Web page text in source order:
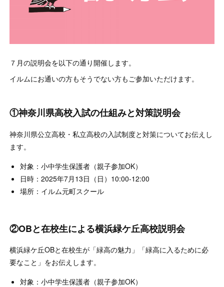
７月の説明会を以下の通り開催します。
イルムにお通いの方もそうでない方もご参加いただけます。
①神奈川県高校入試の仕組みと対策説明会
神奈川県公立高校・私立高校の入試制度と対策についてお伝えし
ます。
対象：小中学生保護者（親子参加OK）
日時：2025年7月13日（日）10:00-12:00
場所：イルム元町スクール
②OBと在校生による横浜緑ケ丘高校説明会
横浜緑ケ丘OBと在校生が「緑高の魅力」「緑高に入るために必
要なこと」をお伝えします。
対象：小中学生保護者（親子参加OK）